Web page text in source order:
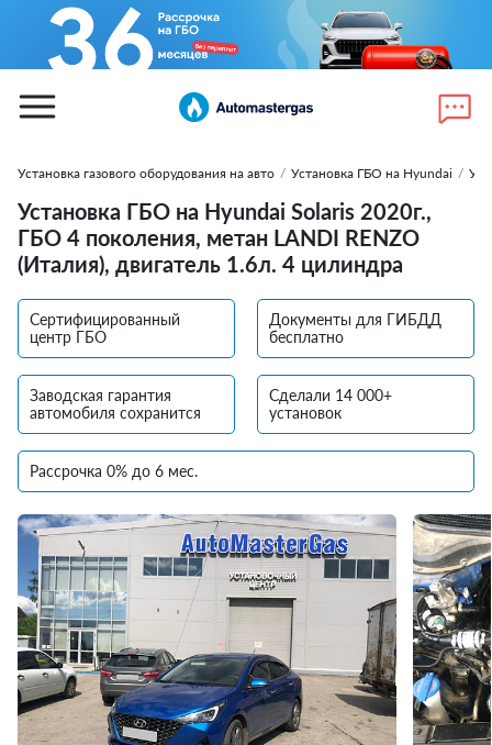
Установка газового оборудования на авто / Установка ГБО на Hyundai /
Установка ГБО на Hyundai Solaris 2020г.,
ГБО 4 поколения, метан LANDI RENZO
(Италия), двигатель 1.6л. 4 цилиндра
Сертифицированный
центр ГБО
Документы для ГИБДД
бесплатно
Заводская гарантия
автомобиля сохранится
Сделали 14 000+
установок
Рассрочка 0% до 6 мес.